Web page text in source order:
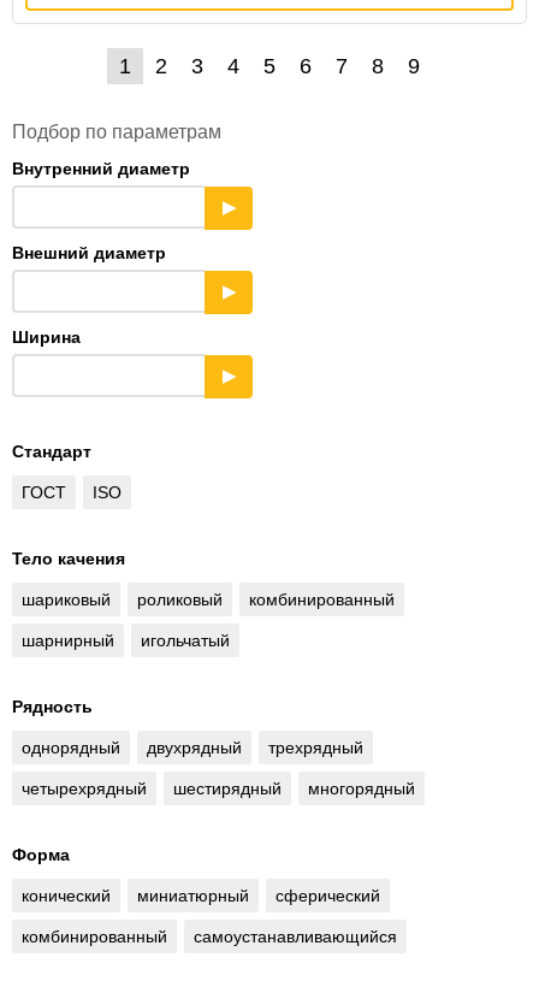
1 2 3 4 5 6 7 8 9
Подбор по параметрам
Внутренний диаметр
▶
Внешний диаметр
▶
Ширина
▶
Стандарт
ГОСТ ISO
Тело качения
шариковый роликовый комбинированный
шарнирный игольчатый
Рядность
однорядный двухрядный трехрядный
четырехрядный шестирядный многорядный
Форма
конический миниатюрный сферический
комбинированный самоустанавливающийся